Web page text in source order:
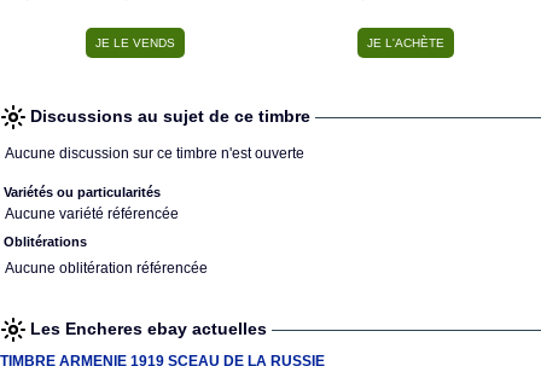
Discussions au sujet de ce timbre
Aucune discussion sur ce timbre n'est ouverte
Variétés ou particularités
Aucune variété référencée
Oblitérations
Aucune oblitération référencée
Les Encheres ebay actuelles
TIMBRE ARMENIE 1919 SCEAU DE LA RUSSIE